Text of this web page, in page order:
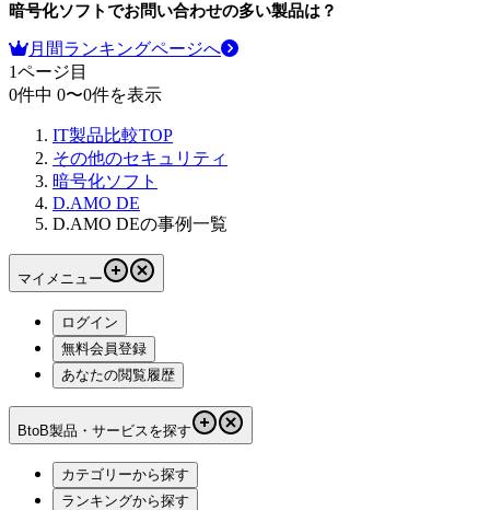
暗号化ソフトでお問い合わせの多い製品は？
月間ランキングページへ
1ページ目
0件中 0〜0件を表示
IT製品比較TOP
その他のセキュリティ
暗号化ソフト
D.AMO DE
D.AMO DEの事例一覧
マイメニュー
ログイン
無料会員登録
あなたの閲覧履歴
BtoB製品・サービスを探す
カテゴリーから探す
ランキングから探す